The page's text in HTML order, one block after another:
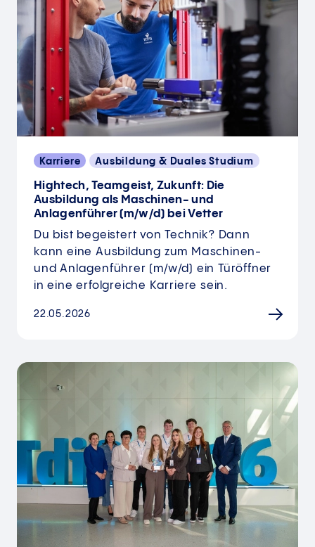
Karriere Ausbildung & Duales Studium
Hightech, Teamgeist, Zukunft: Die
Ausbildung als Maschinen- und
Anlagenführer (m/w/d) bei Vetter
Du bist begeistert von Technik? Dann
kann eine Ausbildung zum Maschinen-
und Anlagenführer (m/w/d) ein Türöffner
in eine erfolgreiche Karriere sein.
22.05.2026